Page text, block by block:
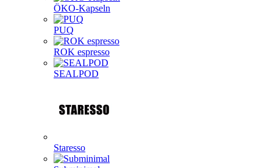
ÖKO-Kapseln
PUQ
ROK espresso
SEALPOD
Staresso